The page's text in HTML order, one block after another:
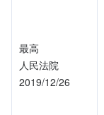
最高
人民法院
2019/12/26